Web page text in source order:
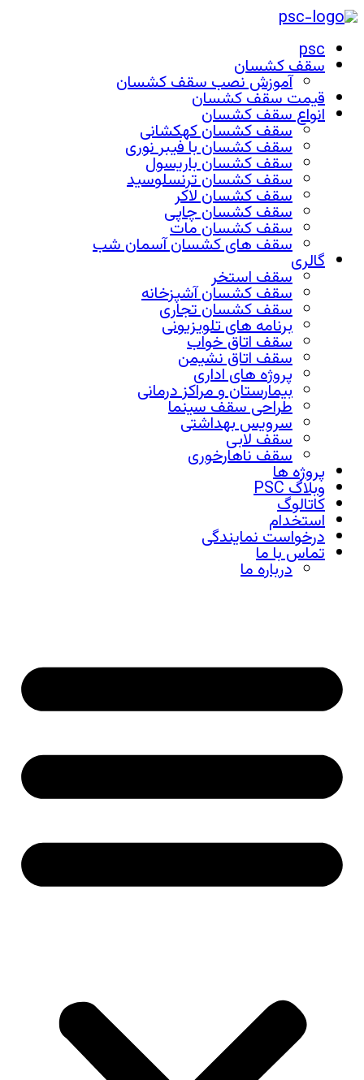
psc
سقف کشسان
آموزش نصب سقف کشسان
قیمت سقف کشسان
انواع سقف کشسان
سقف کشسان کهکشانی
سقف کشسان با فیبر نوری
سقف کشسان باریسول
سقف کشسان ترنسلوسید
سقف کشسان لاکر
سقف کشسان چاپی
سقف کشسان مات
سقف های کشسان آسمان شب
گالری
سقف استخر
سقف کشسان آشپزخانه
سقف کشسان تجاری
برنامه های تلویزیونی
سقف اتاق خواب
سقف اتاق نشیمن
پروژه های اداری
بیمارستان و مراکز درمانی
طراحی سقف سینما
سرویس بهداشتی
سقف لابی
سقف ناهارخوری
پروژه ها
وبلاگ PSC
کاتالوگ
استخدام
درخواست نمایندگی
تماس با ما
درباره ما